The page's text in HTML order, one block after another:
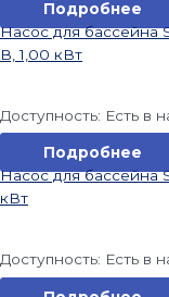
Подробнее
Насос для бассейна
В, 1,00 кВт
Доступность: Есть в
Подробнее
Насос для бассейна
кВт
Доступность: Есть в